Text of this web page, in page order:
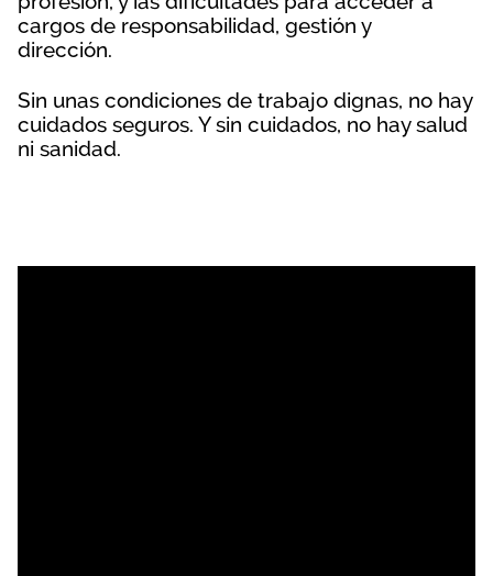
cargos de responsabilidad, gestión y
dirección.
Sin unas condiciones de trabajo dignas, no hay
cuidados seguros. Y sin cuidados, no hay salud
ni sanidad.